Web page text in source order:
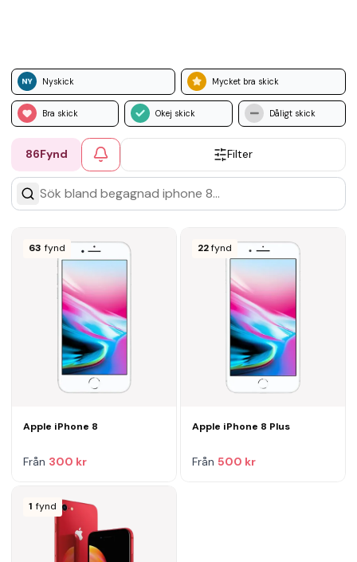
Nyskick Mycket bra skick
Bra skick Okej skick Dåligt skick
86Fynd Filter
63 fynd
Apple iPhone 8
Från 300 kr
22 fynd
Apple iPhone 8 Plus
Från 500 kr
1 fynd